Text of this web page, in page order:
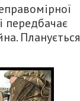
передбачає
Планується